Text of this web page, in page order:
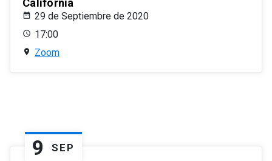
California
29 de Septiembre de 2020
17:00
Zoom
9 SEP